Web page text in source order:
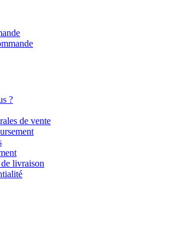
?
de vente
livraison